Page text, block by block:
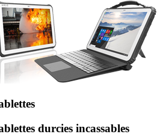
durcies incassables